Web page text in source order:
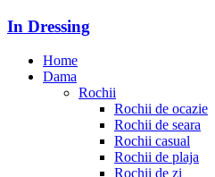
In Dressing
Home
Dama
Rochii
Rochii de ocazie
Rochii de seara
Rochii casual
Rochii de plaja
Rochii de zi